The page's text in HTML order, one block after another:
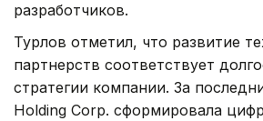
разработчиков.
Турлов отметил, что развитие
партнерств соответствует
стратегии компании. За
Holding Corp. сформировала